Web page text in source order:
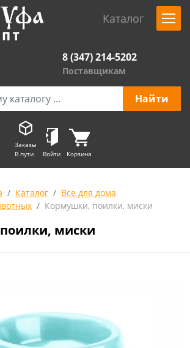
Каталог
8 (347) 214-5202
Поставщикам
Заказы
В пути
Войти Корзина
Каталог
Все для дома
Кормушки, поилки, миски
миски